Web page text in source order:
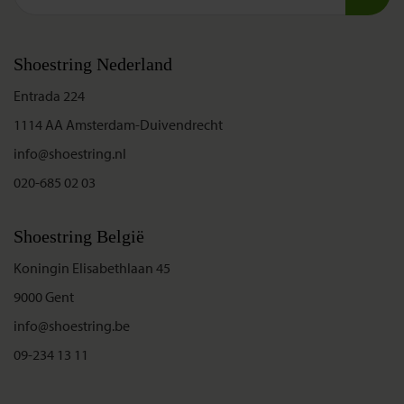
Shoestring Nederland
Entrada 224
1114 AA Amsterdam-Duivendrecht
info@shoestring.nl
020-685 02 03
Shoestring België
Koningin Elisabethlaan 45
9000 Gent
info@shoestring.be
09-234 13 11